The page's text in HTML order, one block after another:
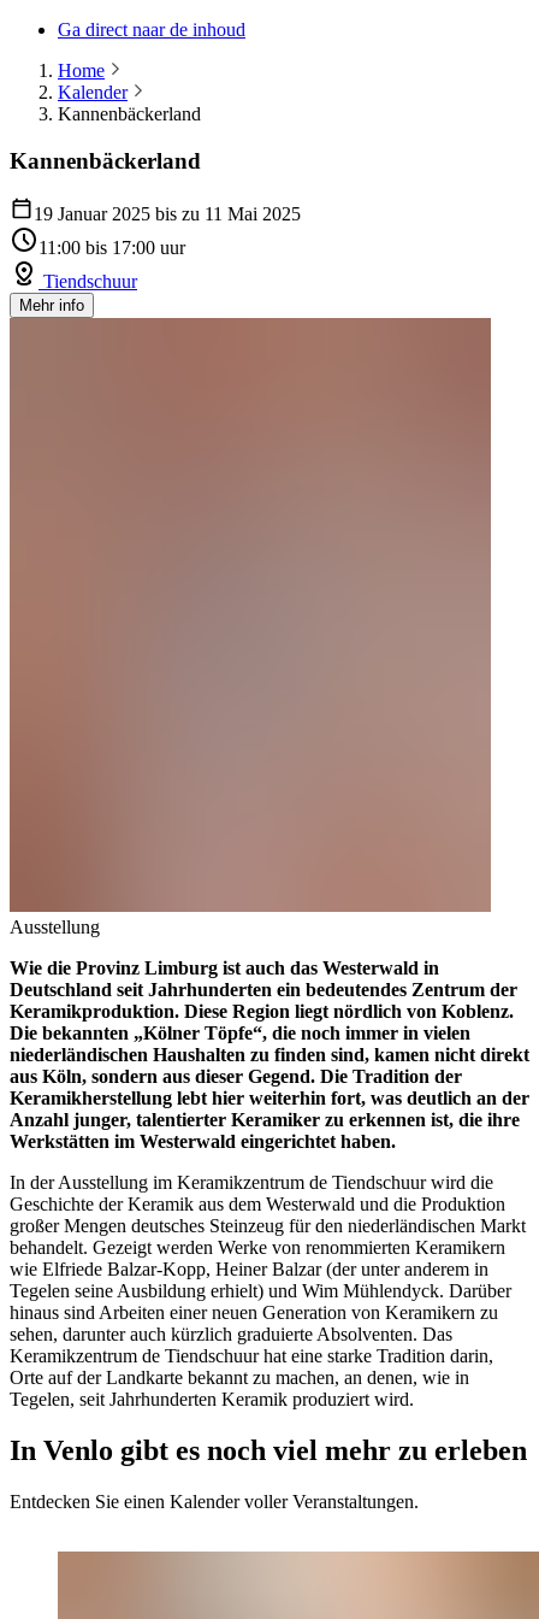
Ga direct naar de inhoud
Home
Kalender
Kannenbäckerland
Kannenbäckerland
19 Januar 2025 bis zu 11 Mai 2025
11:00 bis 17:00 uur
Tiendschuur
Mehr info
Ausstellung
Wie die Provinz Limburg ist auch das Westerwald in
Deutschland seit Jahrhunderten ein bedeutendes Zentrum der
Keramikproduktion. Diese Region liegt nördlich von Koblenz.
Die bekannten „Kölner Töpfe“, die noch immer in vielen
niederländischen Haushalten zu finden sind, kamen nicht direkt
aus Köln, sondern aus dieser Gegend. Die Tradition der
Keramikherstellung lebt hier weiterhin fort, was deutlich an der
Anzahl junger, talentierter Keramiker zu erkennen ist, die ihre
Werkstätten im Westerwald eingerichtet haben.
In der Ausstellung im Keramikzentrum de Tiendschuur wird die
Geschichte der Keramik aus dem Westerwald und die Produktion
großer Mengen deutsches Steinzeug für den niederländischen Markt
behandelt. Gezeigt werden Werke von renommierten Keramikern
wie Elfriede Balzar-Kopp, Heiner Balzar (der unter anderem in
Tegelen seine Ausbildung erhielt) und Wim Mühlendyck. Darüber
hinaus sind Arbeiten einer neuen Generation von Keramikern zu
sehen, darunter auch kürzlich graduierte Absolventen. Das
Keramikzentrum de Tiendschuur hat eine starke Tradition darin,
Orte auf der Landkarte bekannt zu machen, an denen, wie in
Tegelen, seit Jahrhunderten Keramik produziert wird.
In Venlo gibt es noch viel mehr zu erleben
Entdecken Sie einen Kalender voller Veranstaltungen.